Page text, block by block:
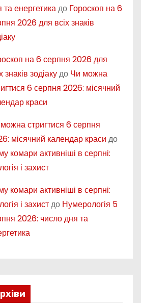
та енергетикадо Гороскоп на 6
2026 для всіх знаків
на 6 серпня 2026 для
знаків зодіакудо Чи можна
6 серпня 2026: місячний
краси
стригтися 6 серпня
місячний календар краси до
комари активніші в серпні:
і захист
комари активніші в серпні:
і захистдо Нумерологія 5
2026: число дня та